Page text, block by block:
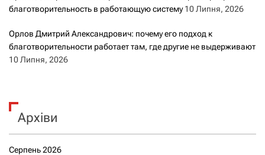
благотворительность в работающую систему 10 Липня, 2026
Орлов Дмитрий Александрович: почему его подход к
благотворительности работает там, где другие не выдерживают
10 Липня, 2026
Архіви
Серпень 2026